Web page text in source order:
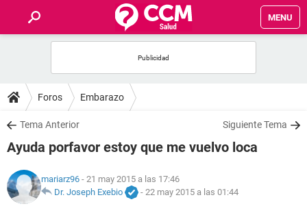
MENU
FOROS
SALUD
FAMILIA
NUTRICIÓN
Foros Embarazo
Tema Anterior Siguiente Tema
Ayuda porfavor estoy que me vuelvo loca
mariarz96 - 21 may 2015 a las 17:46
Dr. Joseph Exebio
- 22 may 2015 a las 01:44